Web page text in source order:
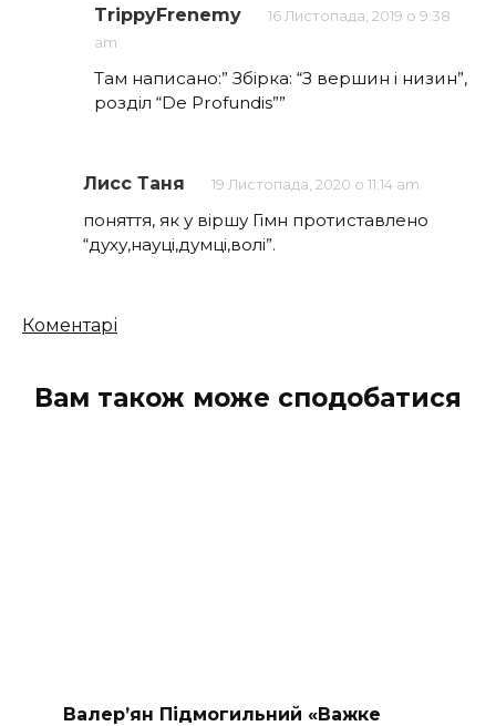
TrippyFrenemy
16 Листопада, 2019 о 9:38
am
Там написано:” Збірка: “З вершин і низин”,
розділ “De Profundis””
Лисс Таня 19 Листопада, 2020 о 11:14 am
поняття, як у віршу Гімн протиставлено
“духу,науці,думці,волі”.
Кількість
Коментарі
Вам також може сподобатися
Валер’ян Підмогильний «Важке